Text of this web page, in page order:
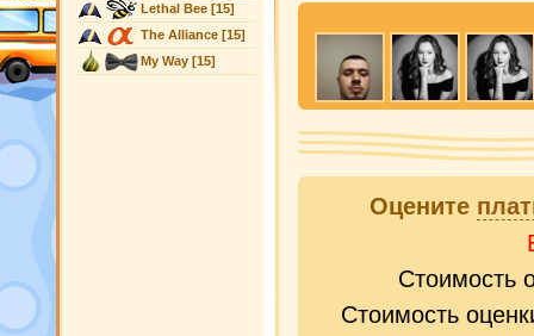
Lethal Bee[15]
The Alliance[15]
My Way[15]
Оцените
Стоимость
Стоимость